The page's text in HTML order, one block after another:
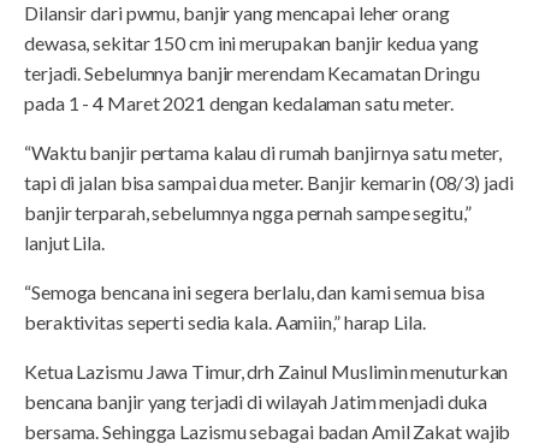
Dilansir dari pwmu, banjir yang mencapai leher orang
dewasa, sekitar 150 cm ini merupakan banjir kedua yang
terjadi. Sebelumnya banjir merendam Kecamatan Dringu
pada 1 - 4 Maret 2021 dengan kedalaman satu meter.
“Waktu banjir pertama kalau di rumah banjirnya satu meter,
tapi di jalan bisa sampai dua meter. Banjir kemarin (08/3) jadi
banjir terparah, sebelumnya ngga pernah sampe segitu,”
lanjut Lila.
“Semoga bencana ini segera berlalu, dan kami semua bisa
beraktivitas seperti sedia kala. Aamiin,” harap Lila.
Ketua Lazismu Jawa Timur, drh Zainul Muslimin menuturkan
bencana banjir yang terjadi di wilayah Jatim menjadi duka
bersama. Sehingga Lazismu sebagai badan Amil Zakat wajib